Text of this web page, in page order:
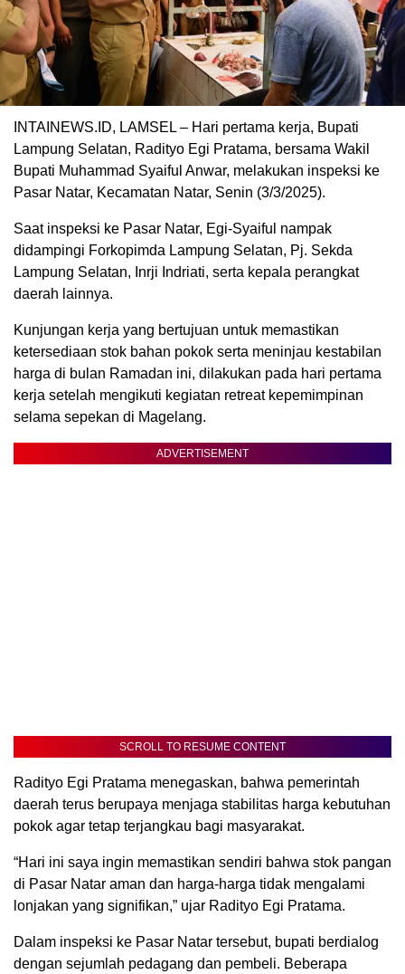
INTAINEWS.ID, LAMSEL – Hari pertama kerja, Bupati
Lampung Selatan, Radityo Egi Pratama, bersama Wakil
Bupati Muhammad Syaiful Anwar, melakukan inspeksi ke
Pasar Natar, Kecamatan Natar, Senin (3/3/2025).
Saat inspeksi ke Pasar Natar, Egi-Syaiful nampak
didampingi Forkopimda Lampung Selatan, Pj. Sekda
Lampung Selatan, Inrji Indriati, serta kepala perangkat
daerah lainnya.
Kunjungan kerja yang bertujuan untuk memastikan
ketersediaan stok bahan pokok serta meninjau kestabilan
harga di bulan Ramadan ini, dilakukan pada hari pertama
kerja setelah mengikuti kegiatan retreat kepemimpinan
selama sepekan di Magelang.
ADVERTISEMENT
Biru Kuning Geometris Modern Rekrutmen Staf
Kantor Poster Horizontal
SCROLL TO RESUME CONTENT
Radityo Egi Pratama menegaskan, bahwa pemerintah
daerah terus berupaya menjaga stabilitas harga kebutuhan
pokok agar tetap terjangkau bagi masyarakat.
“Hari ini saya ingin memastikan sendiri bahwa stok pangan
di Pasar Natar aman dan harga-harga tidak mengalami
lonjakan yang signifikan,” ujar Radityo Egi Pratama.
Dalam inspeksi ke Pasar Natar tersebut, bupati berdialog
dengan sejumlah pedagang dan pembeli. Beberapa